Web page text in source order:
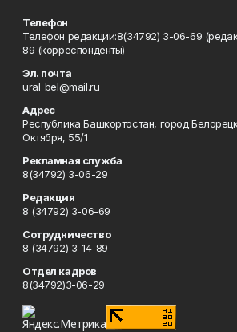
Телефон
Телефон редакции:8(34792) 3-06-69
89 (корреспонденты)
Эл. почта
ural_bel@mail.ru
Адрес
Республика Башкортостан, город
Октября, 55/1
Рекламная служба
8(34792) 3-06-29
Редакция
8 (34792) 3-06-69
Сотрудничество
8 (34792) 3-14-89
Отдел кадров
8(34792)3-06-29